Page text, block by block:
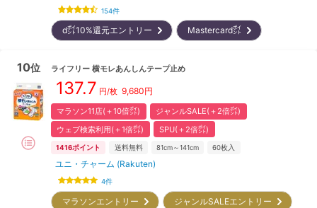
154件
d㌽10%還元エントリー Mastercard㌽
10位 ライフリー 横モレあんしんテープ止め
137.7 円/枚 9,680円
マラソン11店(＋10倍㌽)
ジャンルSALE(＋2倍㌽)
ウェブ検索利用(＋1倍㌽)
SPU(＋2倍㌽)
1416ポイント 送料無料 81cm～141cm 60枚入
ユニ・チャーム (Rakuten)
4件
マラソンエントリー
ジャンルSALEエントリー